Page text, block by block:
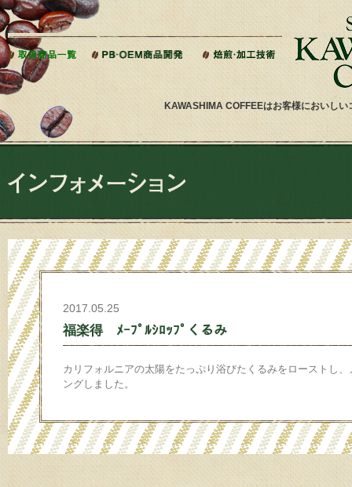
KAWASHIMA COFFEEはお客様においし
本文へジャンプ
2017.05.25
福楽得 ﾒｰﾌﾟﾙｼﾛｯﾌﾟくるみ
カリフォルニアの太陽をたっぷり浴びたくるみをローストし
ングしました。